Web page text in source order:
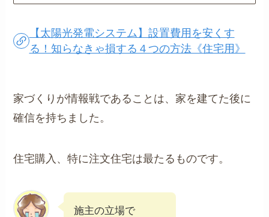
【太陽光発電システム】設置費用を安くす
る！知らなきゃ損する４つの方法《住宅用》
家づくりが情報戦であることは、家を建てた後に
確信を持ちました。
住宅購入、特に注文住宅は最たるものです。
施主の立場で